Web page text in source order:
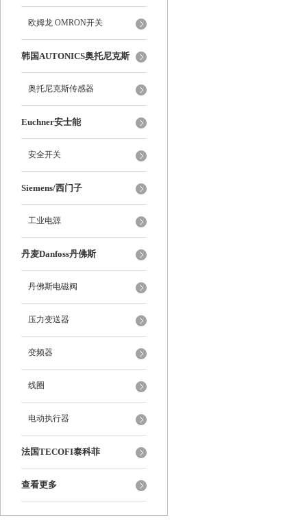
欧姆龙 OMRON开关
韩国AUTONICS奥托尼克斯
奥托尼克斯传感器
Euchner安士能
安全开关
Siemens/西门子
工业电源
丹麦Danfoss丹佛斯
丹佛斯电磁阀
压力变送器
变频器
线圈
电动执行器
法国TECOFI泰科菲
查看更多